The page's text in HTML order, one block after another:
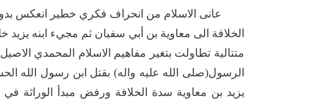
عانى الاسلام من انحراف فكري خطير انعكس
الخلافة الى معاوية بن أبي سفيان ثم مجيء ابنه يزيد
متتالية تطاولت بتغير مفاهيم الاسلام المحمدي
الرسول(صلى الله عليه واله) بقتل ابن رسول
يزيد بن معاوية سدة الخلافة ورفض مبدأ الوراثة